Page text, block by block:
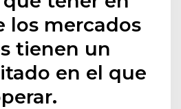
los mercados
tienen un
en el que